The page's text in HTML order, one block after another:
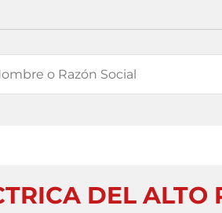
DEL ALTO